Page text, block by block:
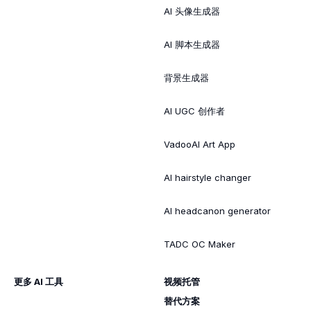
AI 头像生成器
AI 脚本生成器
背景生成器
AI UGC 创作者
VadooAI Art App
AI hairstyle changer
AI headcanon generator
TADC OC Maker
更多 AI 工具
视频托管
替代方案